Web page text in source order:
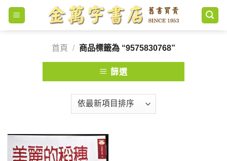
Skip
content
首頁
/ 商品標籤為 “9575830768”
篩選